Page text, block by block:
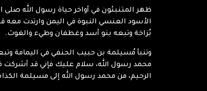
ظهر المتنبئون في أواخر حياة رسول الله
الأسود العنسي النبوة في اليمن وارتدت معه
بُزاخة وتبعه بنو أسد وغطفان وطيء والغوث.
وتنبأ مُسيلمة بن حبيب الحنفي في اليمامة
محمد رسول الله، سلام عليك فإني قد أشركت
الرحيم، من محمد رسول الله إلى مسيلمة